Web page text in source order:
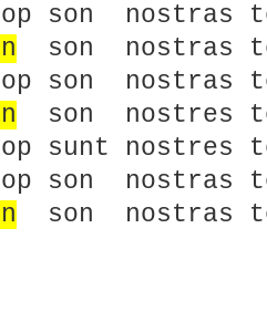
son nostras
son nostras
son nostras
son nostres
sunt nostres
son nostras
son nostras